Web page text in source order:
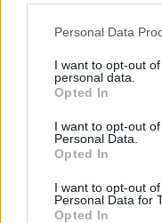
Please note that this
not limited to your visit
grant or deny consent
use your data for
consent section.
Personal Data
I want to opt-out
personal data.
Opted In
I want to opt-out
Personal Data.
Opted In
I want to opt-out
Personal Data for
Opted In
Continua a